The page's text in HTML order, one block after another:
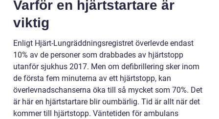
Varför en hjärtstartare är
viktig
Enligt Hjärt-Lungräddningsregistret överlevde endast
10% av de personer som drabbades av hjärtstopp
utanför sjukhus 2017. Men om defibrillering sker inom
de första fem minuterna av ett hjärtstopp, kan
överlevnadschanserna öka till så mycket som 70%. Det
är här en hjärtstartare blir oumbärlig. Tid är allt när det
kommer till hjärtstopp. Väntetiden för ambulans